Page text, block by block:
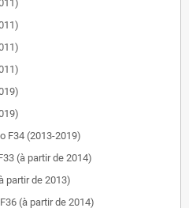
F34 (2013-2019)
(à partir de 2014)
partir de 2013)
(à partir de 2014)